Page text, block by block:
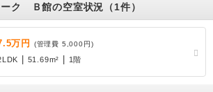
ク Ｂ館の空室状況（1件）
万円 (管理費 5,000円)
| 51.69m² | 1階